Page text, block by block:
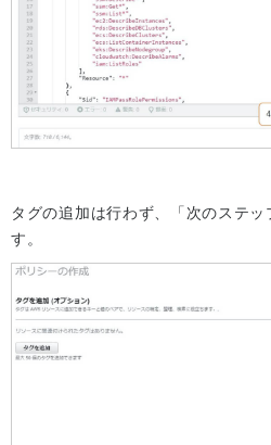
タグの追加は行わず、「次のステ
す。